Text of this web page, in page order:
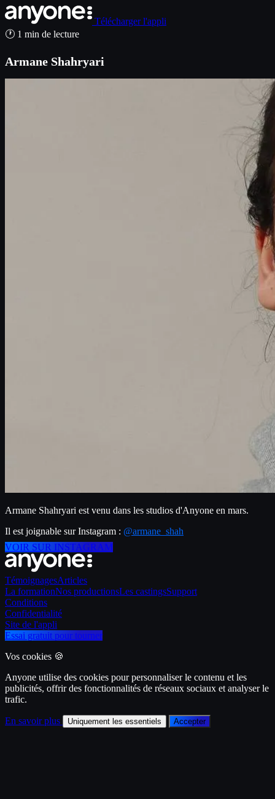
Télécharger l'appli
🕐 1 min de lecture
Armane Shahryari
Armane Shahryari est venu dans les studios d'Anyone en mars.
Il est joignable sur Instagram : @armane_shah
VOIR SUR INSTAGRAM
TémoignagesArticles
La formationNos productionsLes castingsSupport
Conditions
Confidentialité
Site de l'appli
Essai gratuit pour tourner
Vos cookies 🍪
Anyone utilise des cookies pour personnaliser le contenu et les
publicités, offrir des fonctionnalités de réseaux sociaux et analyser le
trafic.
En savoir plus Uniquement les essentiels Accepter